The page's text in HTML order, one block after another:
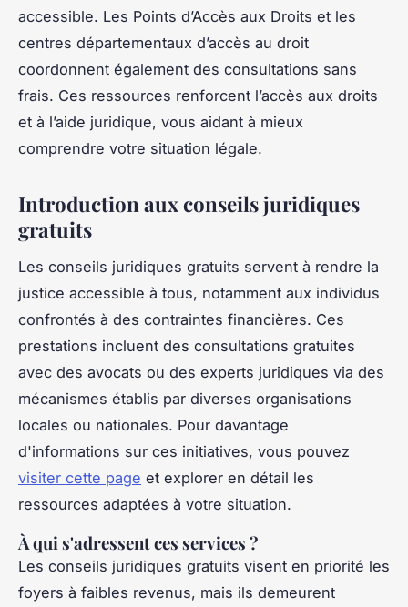
accessible. Les Points d’Accès aux Droits et les
centres départementaux d’accès au droit
coordonnent également des consultations sans
frais. Ces ressources renforcent l’accès aux droits
et à l’aide juridique, vous aidant à mieux
comprendre votre situation légale.
Introduction aux conseils juridiques
gratuits
Les conseils juridiques gratuits servent à rendre la
justice accessible à tous, notamment aux individus
confrontés à des contraintes financières. Ces
prestations incluent des consultations gratuites
avec des avocats ou des experts juridiques via des
mécanismes établis par diverses organisations
locales ou nationales. Pour davantage
d'informations sur ces initiatives, vous pouvez
visiter cette page et explorer en détail les
ressources adaptées à votre situation.
À qui s'adressent ces services ?
Les conseils juridiques gratuits visent en priorité les
foyers à faibles revenus, mais ils demeurent